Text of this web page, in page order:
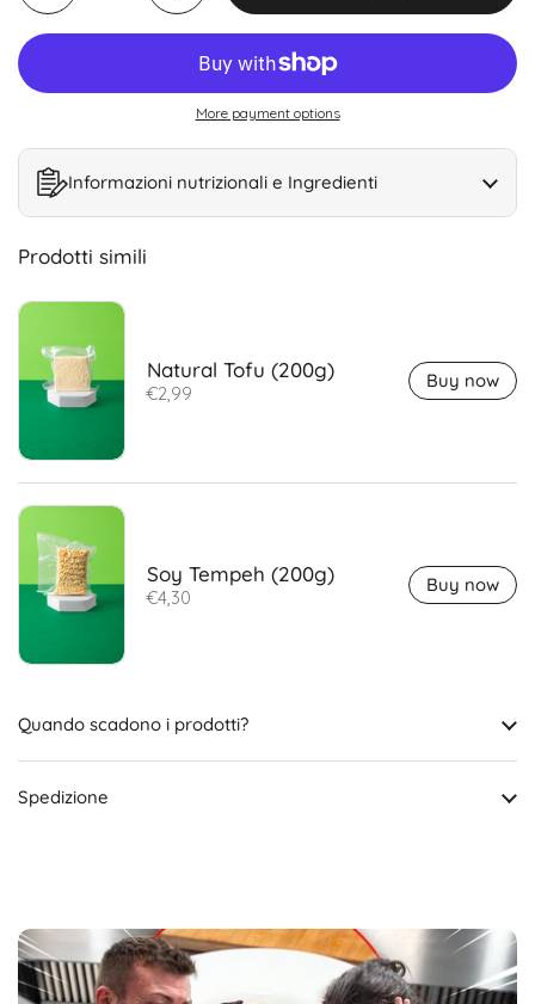
More payment options
Informazioni nutrizionali e Ingredienti
Prodotti simili
Natural Tofu (200g)
€2,99
Buy now
Soy Tempeh (200g)
€4,30
Buy now
Quando scadono i prodotti?
Spedizione